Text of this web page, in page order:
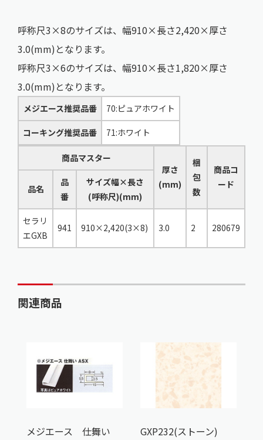
呼称尺3×8のサイズは、幅910×長さ2,420×厚さ
3.0(mm)となります。
呼称尺3×6のサイズは、幅910×長さ1,820×厚さ
3.0(mm)となります。
メジエース推奨品番 70:ピュアホワイト
コーキング推奨品番 71:ホワイト
商品マスター
厚さ
(mm)
梱
包
数
商品コ
ード
品名
品
番
サイズ幅×長さ
(呼称尺)(mm)
セラリ
エGXB
941 910×2,420(3×8) 3.0 2 280679
関連商品
メジエース 仕舞い
GXP232(ストーン)